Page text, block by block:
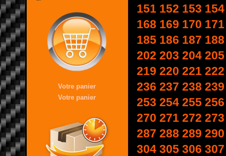
Votre panier
Votre panier
151 152 153 154
168 169 170 171
185 186 187 188
202 203 204 205
219 220 221 222
236 237 238 239
253 254 255 256
270 271 272 273
287 288 289 290
304 305 306 307